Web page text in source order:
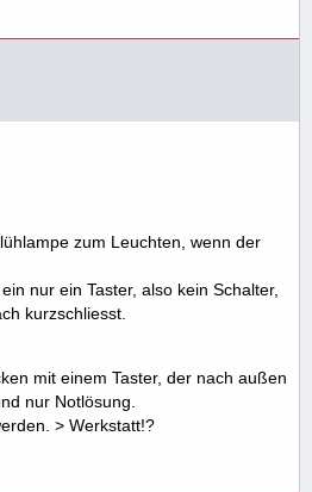
zum Leuchten, wenn der
nur ein Taster, also kein Schalter,
kurzschliesst.
mit einem Taster, der nach außen
nur Notlösung.
> Werkstatt!?